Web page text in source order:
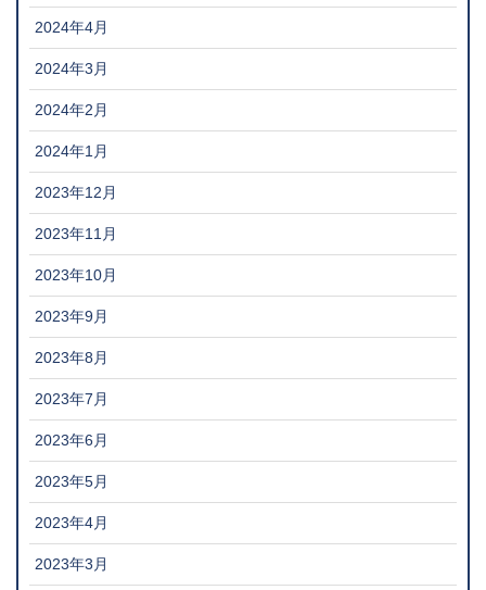
2024年4月
2024年3月
2024年2月
2024年1月
2023年12月
2023年11月
2023年10月
2023年9月
2023年8月
2023年7月
2023年6月
2023年5月
2023年4月
2023年3月